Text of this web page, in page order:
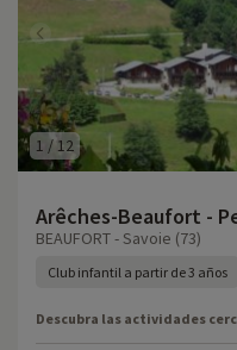
1 / 12
Arêches-Beaufort -
BEAUFORT - Savoie (73)
Club infantil a partir de 3 años
Descubra las actividades